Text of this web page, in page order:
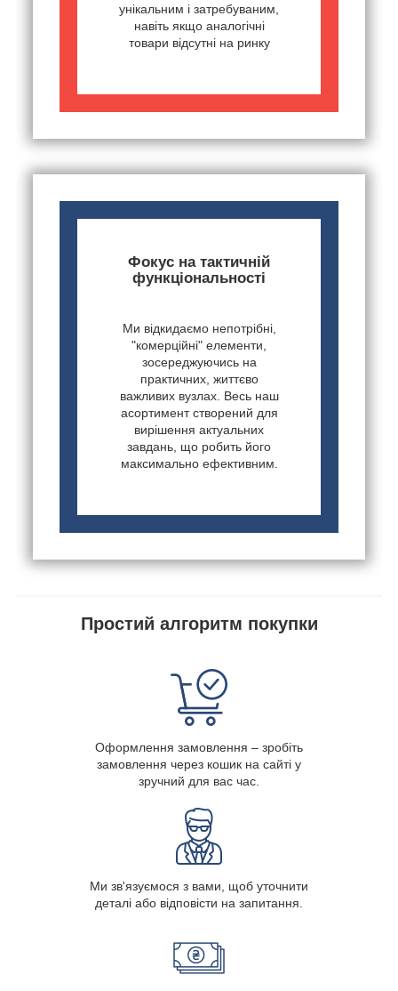
унікальним і затребуваним,
навіть якщо аналогічні
товари відсутні на ринку
Фокус на тактичній
функціональності
Ми відкидаємо непотрібні,
"комерційні" елементи,
зосереджуючись на
практичних, життєво
важливих вузлах. Весь наш
асортимент створений для
вирішення актуальних
завдань, що робить його
максимально ефективним.
Простий алгоритм покупки
Оформлення замовлення – зробіть
замовлення через кошик на сайті у
зручний для вас час.
Ми зв'язуємося з вами, щоб уточнити
деталі або відповісти на запитання.